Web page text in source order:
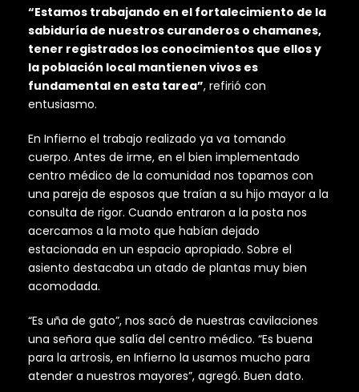
“Estamos trabajando en el fortalecimiento de la
sabiduría de nuestros curanderos o chamanes,
tener registrados los conocimientos que ellos y
la población local mantienen vivos es
fundamental en esta tarea”, refirió con
entusiasmo.
En Infierno el trabajo realizado ya va tomando
cuerpo. Antes de irme, en el bien implementado
centro médico de la comunidad nos topamos con
una pareja de esposos que traían a su hijo mayor a la
consulta de rigor. Cuando entraron a la posta nos
acercamos a la moto que habían dejado
estacionada en un espacio apropiado. Sobre el
asiento destacaba un atado de plantas muy bien
acomodada.
“Es uña de gato”, nos sacó de nuestras cavilaciones
una señora que salía del centro médico. “Es buena
para la artrosis, en Infierno la usamos mucho para
atender a nuestros mayores”, agregó. Buen dato.